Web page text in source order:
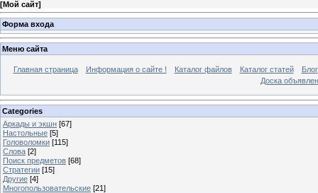
[Мой сайт]
Форма входа
Меню сайта
Главная страница Информация о сайте ! Каталог файлов Каталог статей
Блог
Доска
Categories
Аркады и экшн [67]
Настольные [5]
Головоломки [115]
Слова [2]
Поиск предметов [68]
Стратегии [15]
Другие [4]
Многопользовательские [21]